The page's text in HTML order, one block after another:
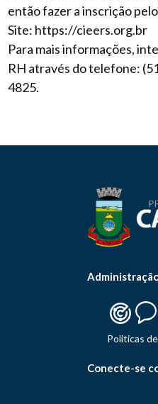
então fazer a inscrição
Site: https://cieers.org.br
Para mais informações,
RH através do telefone:
4825.
Politicas
Conecte-se